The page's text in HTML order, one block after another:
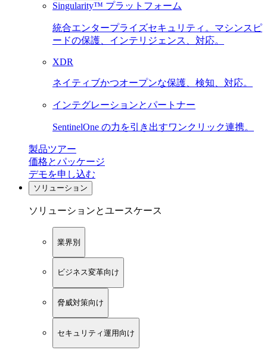
Singularity™ プラットフォーム
統合エンタープライズセキュリティ。マシンスピ
ードの保護、インテリジェンス、対応。
XDR
ネイティブかつオープンな保護、検知、対応。
インテグレーションとパートナー
SentinelOne の力を引き出すワンクリック連携。
製品ツアー
価格とパッケージ
デモを申し込む
ソリューション
ソリューションとユースケース
業界別
ビジネス変革向け
脅威対策向け
セキュリティ運用向け